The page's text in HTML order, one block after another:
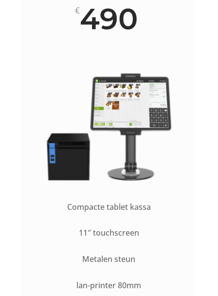
€490
Compacte tablet kassa
11″ touchscreen
Metalen steun
lan-printer 80mm